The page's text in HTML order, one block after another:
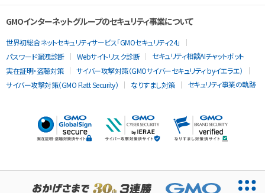
GMOインターネットグループのセキュリティ事業について
世界初総合ネットセキュリティサービス「GMOセキュリティ24」
パスワード漏洩診断
Webサイトリスク診断
セキュリティ相談AIチャットボット
実在証明・盗聴対策
サイバー攻撃対策（GMOサイバーセキュリティ byイエラエ）
サイバー攻撃対策（GMO Flatt Security）
なりすまし対策 セキュリティ事業の軌跡